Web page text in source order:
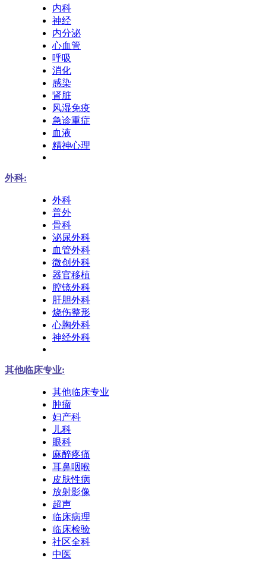
内科
神经
内分泌
心血管
呼吸
消化
感染
肾脏
风湿免疫
急诊重症
血液
精神心理
外科:
外科
普外
骨科
泌尿外科
血管外科
微创外科
器官移植
腔镜外科
肝胆外科
烧伤整形
心胸外科
神经外科
其他临床专业:
其他临床专业
肿瘤
妇产科
儿科
眼科
麻醉疼痛
耳鼻咽喉
皮肤性病
放射影像
超声
临床病理
临床检验
社区全科
中医